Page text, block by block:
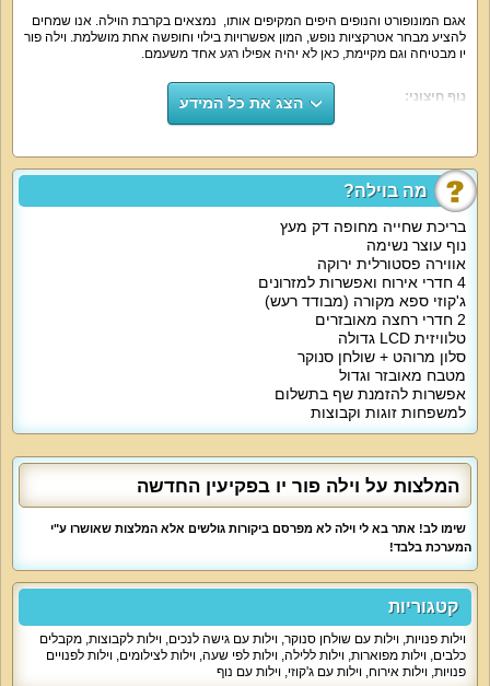
מה בוילה?
בריכת שחייה מחופה דק מעץ
נוף עוצר נשימה
אווירה פסטורלית ירוקה
4 חדרי אירוח ואפשרות למזרונים
ג'קוזי ספא מקורה (מבודד רעש)
2 חדרי רחצה מאובזרים
טלוויזית LCD גדולה
סלון מרוהט + שולחן סנוקר
מטבח מאובזר וגדול
אפשרות להזמנת שף בתשלום
למשפחות זוגות וקבוצות
אגם המונופורט והנופים היפים המקיפים אותו, נמצאים בקרבת הוילה. אנו שמחים
להציע מבחר אטרקציות נופש, המון אפשרויות בילוי וחופשה אחת מושלמת. וילה פור
יו מבטיחה וגם מקיימת, כאן לא יהיה אפילו רגע אחד משעמם.
נוף חיצוני:
הנוף משגע ומלא ברוגע.
על קצה המזלג:
אל וילה פור יו מגיעים נופשים מזה שנים רבות. המקום מחזיק בקהל אורחים קבוע
אשר שב בכל שנה אל המקום. וילה פור יו מתאימה לאנשים שיודעים לזהות איכות
ומחפשים יוקרה, שקט ושלווה.
מה הוילה כוללת:
כבר בכניסה אל הוילה תגלו את הסלון היפה, המטבח המאובזר ופינות הישיבה.
הסלון של וילה פור יו משלב שולחן סנוקר מקצועי, פינת ישיבה לצפייה בסרטים
וחלונו המשקיפים על נוף משגע. לא נשכח לציין כי ישירות מתוך הסלון תוכלו לצאת
חדרי השינה נוחים ללינה זוגית או קבוצתית. אם אתם מחפשים אווירה רומנטית
יהיה להוסיף אל החדרים מזרנים נוספים.
המטבח של וילה פור יו מאובזר היטב ונוח לשימוש. תוכלו למצוא בו את כל הדרוש
לבישול או הגשה.
אטרקציות מיוחדות בוילה:
הצג את כל המידע
המלצות על וילה פור יו בפקיעין החדשה
שימו לב! אתר בא לי וילה לא מפרסם ביקורות גולשים אלא המלצות שאושרו ע"י
המערכת בלבד!
קטגוריות
וילות פנויות, וילות עם שולחן סנוקר, וילות עם גישה לנכים, וילות לקבוצות, מקבלים
כלבים, וילות מפוארות, וילות ללילה, וילות לפי שעה, וילות לצילומים, וילות לפנויים
פנויות, וילות אירוח, וילות עם ג'קוזי, וילות עם נוף